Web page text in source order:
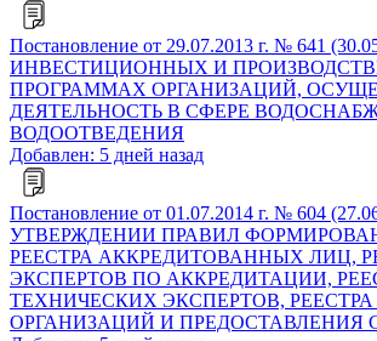
Постановление от 29.07.2013 г. № 641
ИНВЕСТИЦИОННЫХ И
ПРОГРАММАХ ОРГАНИЗАЦИЙ,
ДЕЯТЕЛЬНОСТЬ В СФЕРЕ
ВОДООТВЕДЕНИЯ
Добавлен: 5 дней назад
Постановление от 01.07.2014 г. № 604
УТВЕРЖДЕНИИ ПРАВИЛ
РЕЕСТРА АККРЕДИТОВАННЫХ ЛИЦ,
ЭКСПЕРТОВ ПО АККРЕДИТАЦИИ,
ТЕХНИЧЕСКИХ ЭКСПЕРТОВ,
ОРГАНИЗАЦИЙ И ПРЕДОСТАВЛЕНИЯ